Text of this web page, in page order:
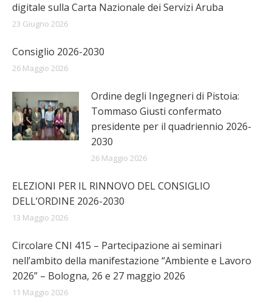
digitale sulla Carta Nazionale dei Servizi Aruba
23 Giugno 2026
Consiglio 2026-2030
26 Maggio 2026
Ordine degli Ingegneri di Pistoia:
Tommaso Giusti confermato
presidente per il quadriennio 2026-
2030
26 Maggio 2026
ELEZIONI PER IL RINNOVO DEL CONSIGLIO
DELL’ORDINE 2026-2030
13 Maggio 2026
Circolare CNI 415 – Partecipazione ai seminari
nell’ambito della manifestazione “Ambiente e Lavoro
2026” – Bologna, 26 e 27 maggio 2026
11 Maggio 2026